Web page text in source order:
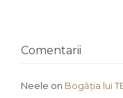
Comentarii
Neele on Bogăția lui